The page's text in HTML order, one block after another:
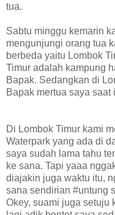
tua.
Sabtu minggu kemarin
mengunjungi orang tua
berbeda yaitu Lombok
Timur adalah kampung
Bapak. Sedangkan di
Bapak mertua saya saat
Di Lombok Timur kami
Waterpark yang ada di
saya sudah lama tahu
ke sana. Tapi yaaa
diajakin juga waktu itu,
sana sendirian #untung
Okey, suami juga setuju